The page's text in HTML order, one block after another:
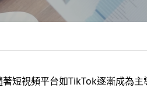
著短視頻平台如TikTok逐漸成為